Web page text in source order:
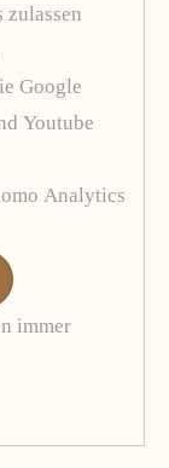
zulassen
Google
Youtube
Analytics
immer